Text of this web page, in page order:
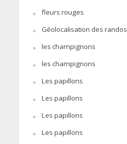
fleurs rouges
Géolocalisation des randos
les champignons
les champignons
Les papillons
Les papillons
Les papillons
Les papillons